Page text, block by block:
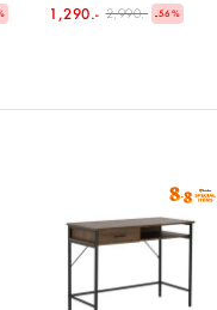
1,290.- 2,990.- -56%